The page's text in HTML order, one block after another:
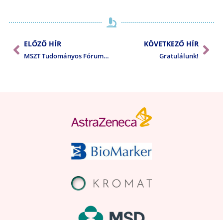
ELŐZŐ HÍR
MSZT Tudományos Fóruma 2017
KÖVETKEZŐ HÍR
Gratulálunk!